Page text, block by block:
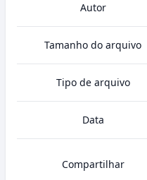
Autor
Tamanho do arquivo
Tipo de arquivo
Data
Compartilhar